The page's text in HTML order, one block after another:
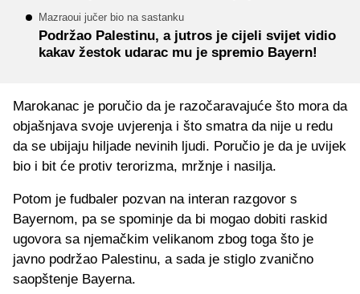
Mazraoui jučer bio na sastanku
Podržao Palestinu, a jutros je cijeli svijet vidio
kakav žestok udarac mu je spremio Bayern!
Marokanac je poručio da je razočaravajuće što mora da
objašnjava svoje uvjerenja i što smatra da nije u redu
da se ubijaju hiljade nevinih ljudi. Poručio je da je uvijek
bio i bit će protiv terorizma, mržnje i nasilja.
Potom je fudbaler pozvan na interan razgovor s
Bayernom, pa se spominje da bi mogao dobiti raskid
ugovora sa njemačkim velikanom zbog toga što je
javno podržao Palestinu, a sada je stiglo zvanično
saopštenje Bayerna.